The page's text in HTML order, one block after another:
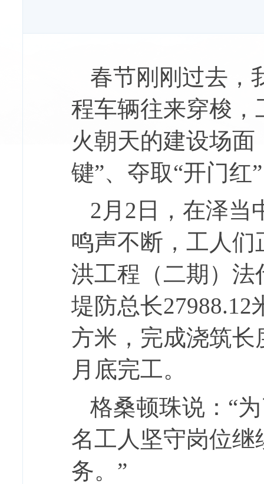
春节刚刚过去，
程车辆往来穿梭
火朝天的建设场
键”、夺取“开门红
2月2日，在泽当
鸣声不断，工人
洪工程（二期）
堤防总长
方米，完成浇筑长
月底完工。
格桑顿珠说：“
名工人坚守岗位
务。”